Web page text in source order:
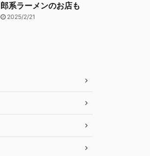
郎系ラーメンのお店も
2025/2/21